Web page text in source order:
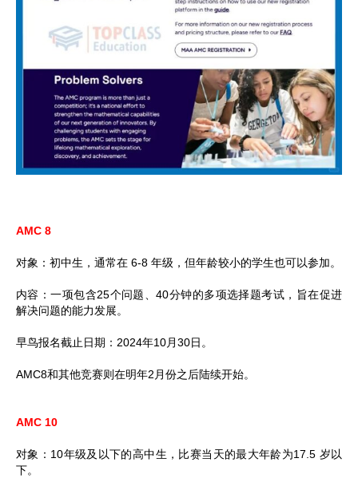
AMC 8
对象：初中生，通常在 6-8 年级，但年龄较小的学生也可以参加。
内容：一项包含25个问题、40分钟的多项选择题考试，旨在促进
解决问题的能力发展。
早鸟报名截止日期：2024年10月30日。
AMC8和其他竞赛则在明年2月份之后陆续开始。
AMC 10
对象：10年级及以下的高中生，比赛当天的最大年龄为17.5 岁以
下。